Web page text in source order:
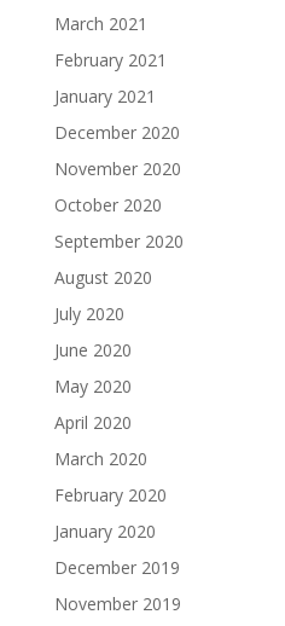
March 2021
February 2021
January 2021
December 2020
November 2020
October 2020
September 2020
August 2020
July 2020
June 2020
May 2020
April 2020
March 2020
February 2020
January 2020
December 2019
November 2019